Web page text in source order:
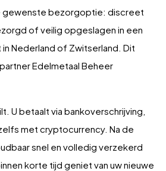
gewenste bezorgoptie: discreet
of veilig opgeslagen in een
Nederland of Zwitserland. Dit
Edelmetaal Beheer
U betaalt via bankoverschrijving,
met cryptocurrency. Na de
snel en volledig verzekerd
korte tijd geniet van uw nieuwe